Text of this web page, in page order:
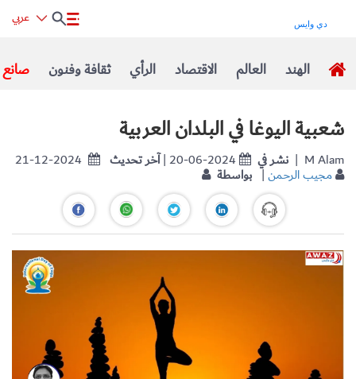
صانع ثقافة وفنون الرأي الاقتصاد العالم الهند
شعبية اليوغا في البلدان العربية
21-12-2024 آخر تحديث| 20-06-2024 نشر في | M Alam
بواسطة|مجيب الرحمن